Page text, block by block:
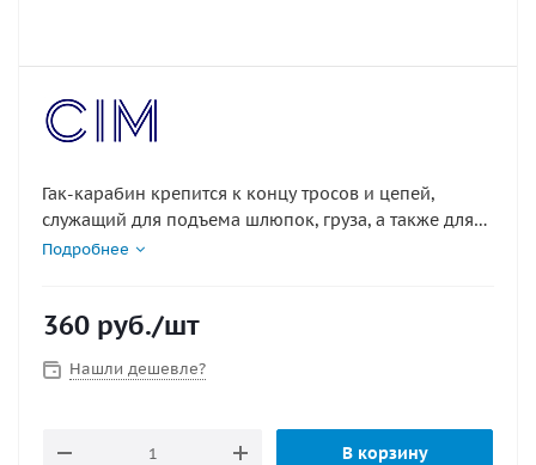
Гак-карабин крепится к концу тросов и цепей,
служащий для подъема шлюпок, груза, а также для
буксировки.
Материал : нержавеющая сталь
Подробнее
360 руб./шт
Нашли дешевле?
В корзину